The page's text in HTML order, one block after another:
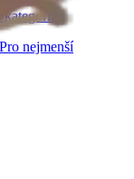
Pro nejmenší